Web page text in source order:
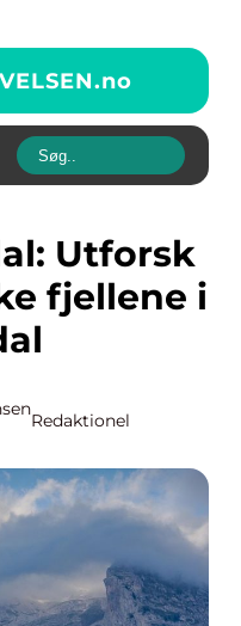
no
fjellene i
Redaktionel